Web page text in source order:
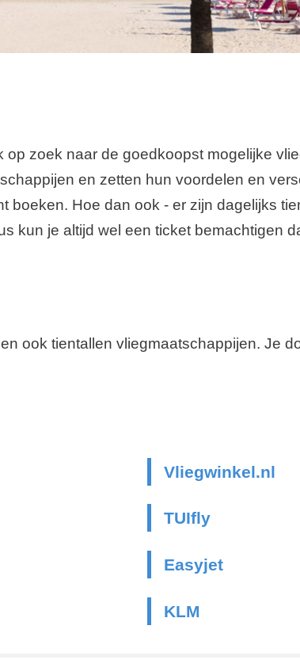
zoek naar de goedkoopst mogelijke
en zetten hun voordelen en
boeken. Hoe dan ook - er zijn dagelijks
kun je altijd wel een ticket bemachtigen
ook tientallen vliegmaatschappijen. Je
Vliegwinkel.nl
TUIfly
Easyjet
KLM